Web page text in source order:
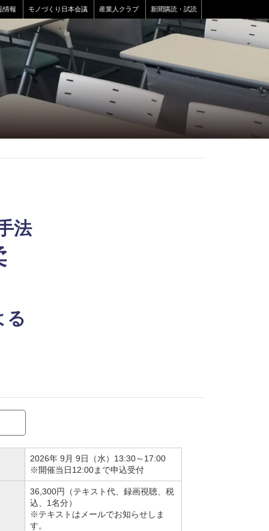
情報 モノづくり日本会議 産業人クラブ 新聞購読・試読
法
る
2026年 9月 9日（水）13:30～17:00
※開催当日12:00まで申込受付
36,300円（テキスト代、録画視聴、税
込、1名分）
※テキストはメールでお知らせしま
す。